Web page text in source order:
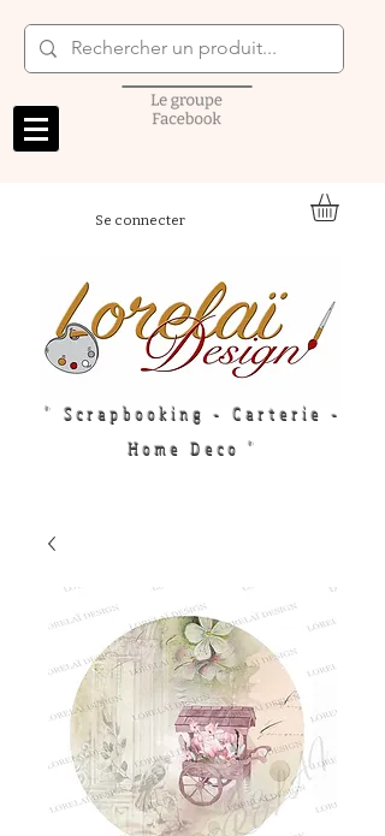
Se connecter
" Scrapbooking - Carterie -
Home Deco "